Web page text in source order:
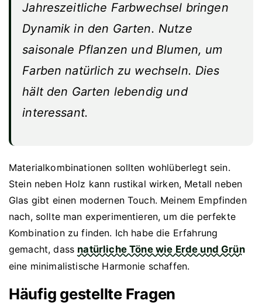
Jahreszeitliche Farbwechsel bringen
Dynamik in den Garten. Nutze
saisonale Pflanzen und Blumen, um
Farben natürlich zu wechseln. Dies
hält den Garten lebendig und
interessant.
Materialkombinationen sollten wohlüberlegt sein.
Stein neben Holz kann rustikal wirken, Metall neben
Glas gibt einen modernen Touch. Meinem Empfinden
nach, sollte man experimentieren, um die perfekte
Kombination zu finden. Ich habe die Erfahrung
gemacht, dass natürliche Töne wie Erde und Grün
eine minimalistische Harmonie schaffen.
Häufig gestellte Fragen